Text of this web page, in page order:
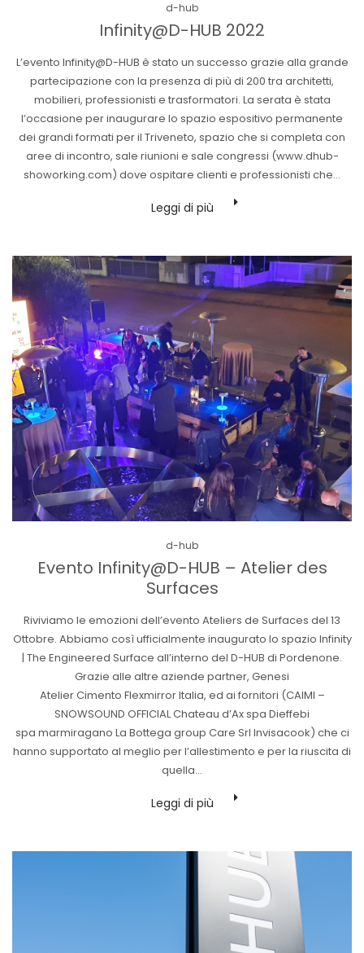
Posted
in
d-hub
Infinity@D-HUB 2022
L’evento Infinity@D-HUB è stato un successo grazie alla grande
partecipazione con la presenza di più di 200 tra architetti,
mobilieri, professionisti e trasformatori. La serata è stata
l’occasione per inaugurare lo spazio espositivo permanente
dei grandi formati per il Triveneto, spazio che si completa con
aree di incontro, sale riunioni e sale congressi (www.dhub-
showorking.com) dove ospitare clienti e professionisti che…
Leggi di più
Posted
in
d-hub
Evento Infinity@D-HUB – Atelier des
Surfaces
Riviviamo le emozioni dell’evento Ateliers de Surfaces del 13
Ottobre. Abbiamo così ufficialmente inaugurato lo spazio Infinity
| The Engineered Surface all’interno del D-HUB di Pordenone.
Grazie alle altre aziende partner, Genesi
Atelier Cimento Flexmirror Italia, ed ai fornitori (CAIMI –
SNOWSOUND OFFICIAL Chateau d’Ax spa Dieffebi
spa marmiragano La Bottega group Care Srl Invisacook) che ci
hanno supportato al meglio per l’allestimento e per la riuscita di
quella…
Leggi di più